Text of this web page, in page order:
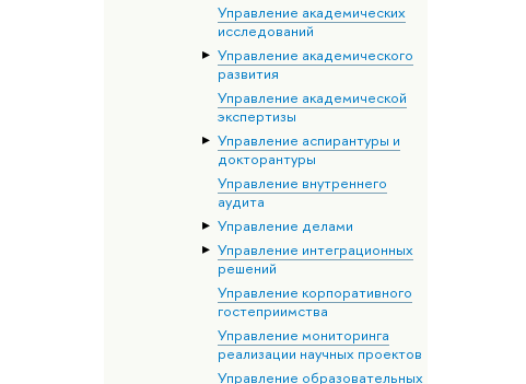
Управление академических
исследований
Управление академического
развития
Управление академической
экспертизы
Управление аспирантуры и
докторантуры
Управление внутреннего
аудита
Управление делами
Управление интеграционных
решений
Управление корпоративного
гостеприимства
Управление мониторинга
реализации научных проектов
Управление образовательных